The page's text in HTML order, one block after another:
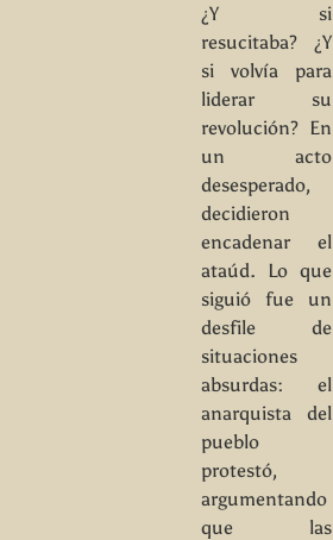
¿Y si
resucitaba? ¿Y
si volvía para
liderar su
revolución? En
un acto
desesperado,
decidieron
encadenar el
ataúd. Lo que
siguió fue un
desfile de
situaciones
absurdas: el
anarquista del
pueblo
protestó,
argumentando
que las